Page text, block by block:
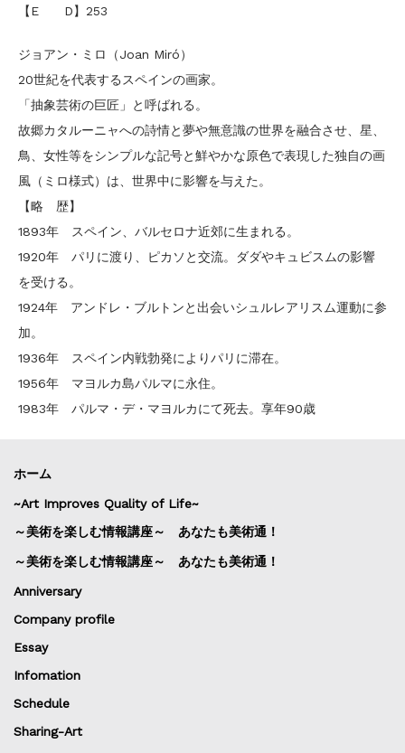
【E D】253
ジョアン・ミロ（Joan Miró）
20世紀を代表するスペインの画家。
「抽象芸術の巨匠」と呼ばれる。
故郷カタルーニャへの詩情と夢や無意識の世界を融合させ、星、
鳥、女性等をシンプルな記号と鮮やかな原色で表現した独自の画
風（ミロ様式）は、世界中に影響を与えた。
【略 歴】
1893年 スペイン、バルセロナ近郊に生まれる。
1920年 パリに渡り、ピカソと交流。ダダやキュビスムの影響
を受ける。
1924年 アンドレ・ブルトンと出会いシュルレアリスム運動に参
加。
1936年 スペイン内戦勃発によりパリに滞在。
1956年 マヨルカ島パルマに永住。
1983年 パルマ・デ・マヨルカにて死去。享年90歳
ホーム
~Art Improves Quality of Life~
～美術を楽しむ情報講座～ あなたも美術通！
～美術を楽しむ情報講座～ あなたも美術通！
Anniversary
Company profile
Essay
Infomation
Schedule
Sharing-Art